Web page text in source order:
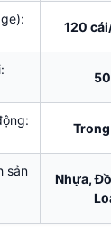
120
Trong
sản
Nhựa,